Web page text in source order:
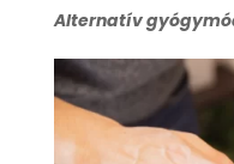
Alternatív